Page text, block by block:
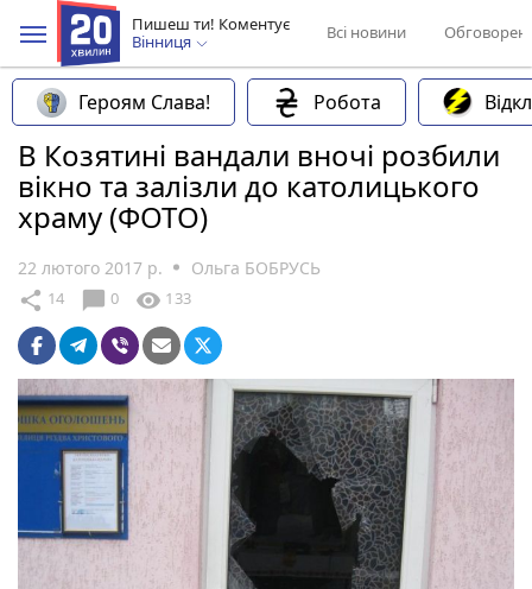
Пишеш ти! Коментує
Вінниця
Всі новини
Героям Слава! Робота
В Козятині вандали вночі розбили
вікно та залізли до католицького
храму (ФОТО)
22 лютого 2017 р. Ольга БОБРУСЬ
share 14 chat_bubble 0 visibility 133